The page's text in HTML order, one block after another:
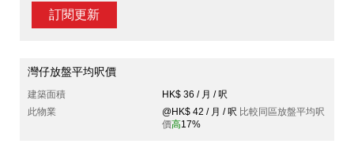
訂閱更新
灣仔放盤平均呎價
建築面積
HK$ 36 / 月 / 呎
此物業
@HK$ 42 / 月 / 呎 比較同區放盤平均呎
價高17%